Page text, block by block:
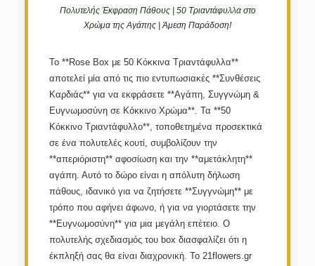
Πολυτελής Έκφραση Πάθους | 50 Τριαντάφυλλα στο
Χρώμα της Αγάπης | Άμεση Παράδοση!
Το **Rose Box με 50 Κόκκινα Τριαντάφυλλα**
αποτελεί μία από τις πιο εντυπωσιακές **Συνθέσεις
Καρδιάς** για να εκφράσετε **Αγάπη, Συγγνώμη &
Ευγνωμοσύνη σε Κόκκινο Χρώμα**. Τα **50
Κόκκινο Τριαντάφυλλο**, τοποθετημένα προσεκτικά
σε ένα πολυτελές κουτί, συμβολίζουν την
**απεριόριστη** αφοσίωση και την **αμετάκλητη**
αγάπη. Αυτό το δώρο είναι η απόλυτη δήλωση
πάθους, ιδανικό για να ζητήσετε **Συγγνώμη** με
τρόπο που αφήνει άφωνο, ή για να γιορτάσετε την
**Ευγνωμοσύνη** για μια μεγάλη επέτειο. Ο
πολυτελής σχεδιασμός του box διασφαλίζει ότι η
έκπληξή σας θα είναι διαχρονική. Το 21flowers.gr